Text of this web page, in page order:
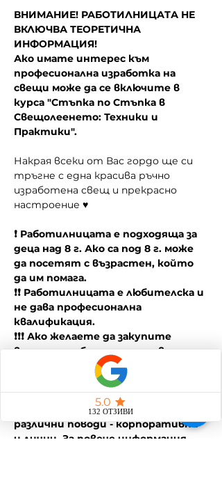
ВНИМАНИЕ! РАБОТИЛНИЦАТА НЕ
ВКЛЮЧВА ТЕОРЕТИЧНА
ИНФОРМАЦИЯ!
Ако имате интерес към
професионална изработка на
свещи може да се включите в
курса "Стъпка по Стъпка в
Свещолеенето: Техники и
Практики".
Накрая всеки от Вас гордо ще си
тръгне с една красива ръчно
изработена свещ и прекрасно
настроение ♥
❗ Работилницата е подходяща за
деца над 8 г. Ако са под 8 г. може
да посетят с възрастен, който
да им помага.
❗❗ Работилницата е любителска и
не дава професионална
квалификация.
❗❗❗ Ако желаете да закупите
ваучер за работилница за ваш
близък може да го направите
като се свържете с нас на
0878995262 (Вайбър)
❗❗❗❗ Предлагаме частни събития за
различни поводи - корпоративни
и лични. За повече информация -